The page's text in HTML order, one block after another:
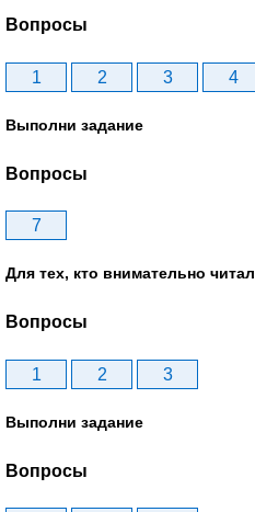
Вопросы
1 2 3 4
Выполни задание
Вопросы
7
Для тех, кто внимательно читал
Вопросы
1 2 3
Выполни задание
Вопросы